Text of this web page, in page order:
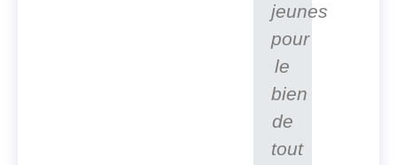
jeunes
pour
le
bien
de
tout